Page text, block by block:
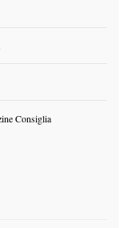
Consiglia